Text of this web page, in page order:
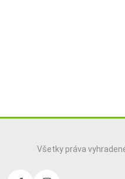
Všetky práva